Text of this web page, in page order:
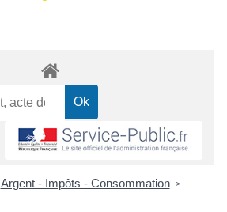
Argent - Impôts - Consommation >